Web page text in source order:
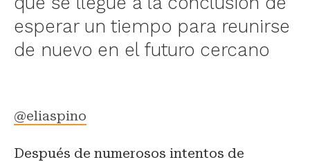
esperar un tiempo para reunirse
de nuevo en el futuro cercano
@eliaspino
Después de numerosos intentos de